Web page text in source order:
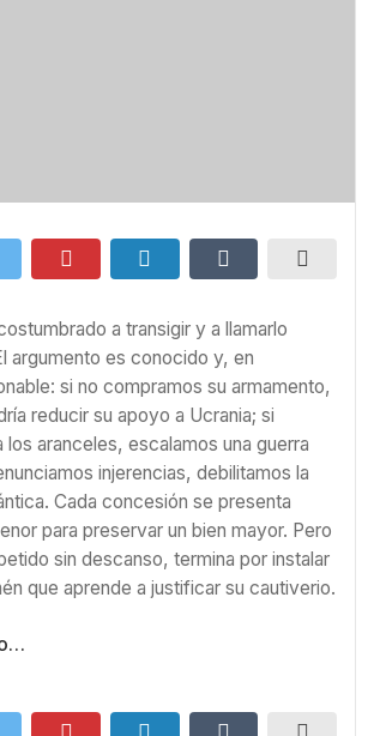
a transigir y a llamarlo
argumento es conocido y, en
si no compramos su armamento,
reducir su apoyo a Ucrania; si
aranceles, escalamos una guerra
injerencias, debilitamos la
Cada concesión se presenta
para preservar un bien mayor. Pero
sin descanso, termina por instalar
que aprende a justificar su cautiverio.